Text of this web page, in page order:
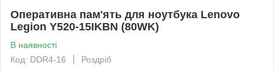
Оперативна пам'ять для ноутбука Lenovo
Legion Y520-15IKBN (80WK)
В наявності
Код: DDR4-16
Роздріб